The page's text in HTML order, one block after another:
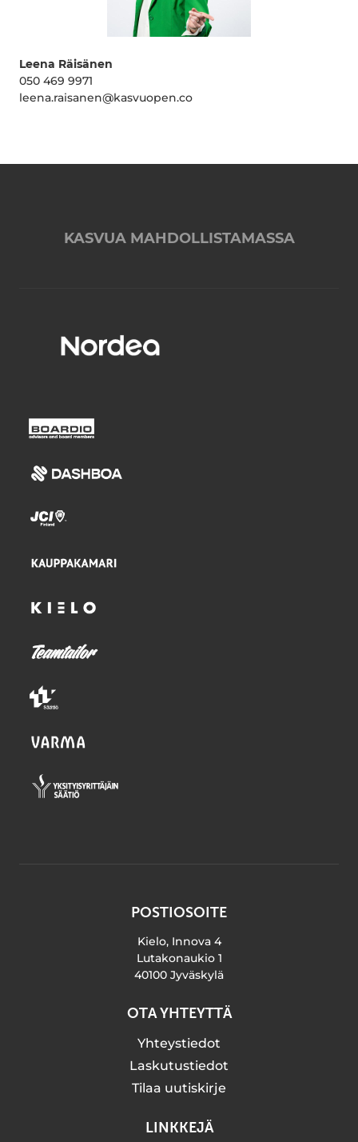
Leena Räisänen
050 469 9971
leena.raisanen@kasvuopen.co
KASVUA MAHDOLLISTAMASSA
POSTIOSOITE
Kielo, Innova 4
Lutakonaukio 1
40100 Jyväskylä
OTA YHTEYTTÄ
Yhteystiedot
Laskutustiedot
Tilaa uutiskirje
LINKKEJÄ